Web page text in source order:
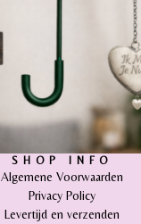
SHOP INFO
Algemene Voorwaarden
Privacy Policy
Levertijd en verzenden